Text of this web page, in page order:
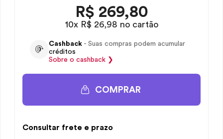
R$ 269,80
10x R$ 26,98 no cartão
Cashback - Suas compras podem acumular
créditos
Sobre o cashback ❯
COMPRAR
Consultar frete e prazo